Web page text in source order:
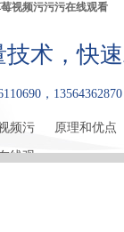
视频污污污在线观看
术，快
，13564362870
频污
线观
原理和优点